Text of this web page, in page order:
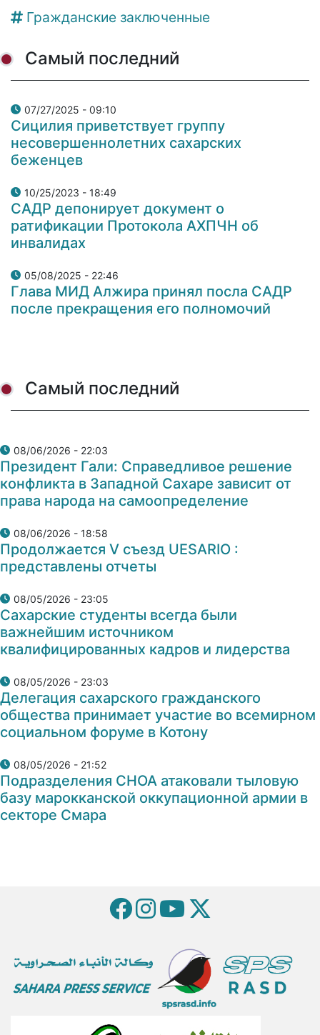
Гражданские заключенные
Самый последний
07/27/2025 - 09:10
Сицилия приветствует группу
несовершеннолетних сахарских
беженцев
10/25/2023 - 18:49
САДР депонирует документ о
ратификации Протокола АХПЧН об
инвалидах
05/08/2025 - 22:46
Глава МИД Алжира принял посла САДР
после прекращения его полномочий
Самый последний
08/06/2026 - 22:03
Президент Гали: Справедливое решение
конфликта в Западной Сахаре зависит от
права народа на самоопределение
08/06/2026 - 18:58
Продолжается V съезд UESARIO :
представлены отчеты
08/05/2026 - 23:05
Сахарские студенты всегда были
важнейшим источником
квалифицированных кадров и лидерства
08/05/2026 - 23:03
Делегация сахарского гражданского
общества принимает участие во всемирном
социальном форуме в Котону
08/05/2026 - 21:52
Подразделения СНОА атаковали тыловую
базу марокканской оккупационной армии в
секторе Смара